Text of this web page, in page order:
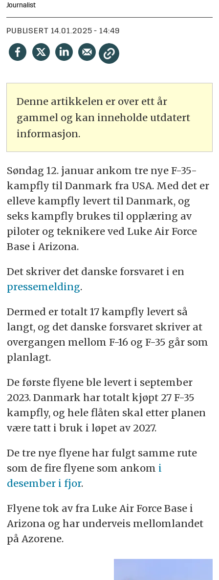
Journalist
PUBLISERT 14.01.2025 - 14:49
Denne artikkelen er over ett år
gammel og kan inneholde utdatert
informasjon.
Søndag 12. januar ankom tre nye F-35-
kampfly til Danmark fra USA. Med det er
elleve kampfly levert til Danmark, og
seks kampfly brukes til opplæring av
piloter og teknikere ved Luke Air Force
Base i Arizona.
Det skriver det danske forsvaret i en
pressemelding.
Dermed er totalt 17 kampfly levert så
langt, og det danske forsvaret skriver at
overgangen mellom F-16 og F-35 går som
planlagt.
De første flyene ble levert i september
2023. Danmark har totalt kjøpt 27 F-35
kampfly, og hele flåten skal etter planen
være tatt i bruk i løpet av 2027.
De tre nye flyene har fulgt samme rute
som de fire flyene som ankom i
desember i fjor.
Flyene tok av fra Luke Air Force Base i
Arizona og har underveis mellomlandet
på Azorene.